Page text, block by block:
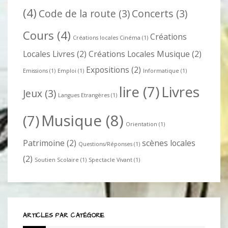
(4) Code de la route (3)Concerts (3)
Cours (4) Créations locales Cinéma (1) Créations
Locales Livres (2) Créations Locales Musique (2)
Emissions (1) Emploi (1) Expositions (2) Informatique (1)
Jeux (3) Langues Etrangères (1) lire (7)Livres
(7)Musique (8) Orientation (1)
Patrimoine (2) Questions/Réponses (1) scènes locales
(2) Soutien Scolaire (1) Spectacle Vivant (1)
ARTICLES PAR CATÉGORIE